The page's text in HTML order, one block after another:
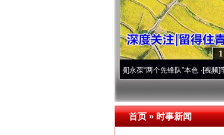
1
永葆“两个先锋队”本色·[视频]牢记初心
首页»时事新闻